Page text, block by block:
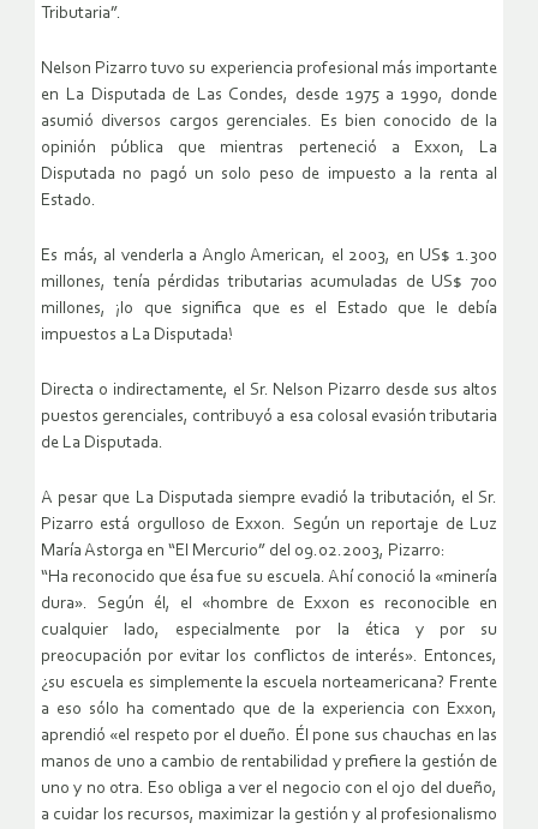
Tributaria”.
Nelson Pizarro tuvo su experiencia profesional más importante
en La Disputada de Las Condes, desde 1975 a 1990, donde
asumió diversos cargos gerenciales. Es bien conocido de la
opinión pública que mientras perteneció a Exxon, La
Disputada no pagó un solo peso de impuesto a la renta al
Estado.
Es más, al venderla a Anglo American, el 2003, en US$ 1.300
millones, tenía pérdidas tributarias acumuladas de US$ 700
millones, ¡lo que significa que es el Estado que le debía
impuestos a La Disputada!
Directa o indirectamente, el Sr. Nelson Pizarro desde sus altos
puestos gerenciales, contribuyó a esa colosal evasión tributaria
de La Disputada.
A pesar que La Disputada siempre evadió la tributación, el Sr.
Pizarro está orgulloso de Exxon. Según un reportaje de Luz
María Astorga en “El Mercurio” del 09.02.2003, Pizarro:
“Ha reconocido que ésa fue su escuela. Ahí conoció la «minería
dura». Según él, el «hombre de Exxon es reconocible en
cualquier lado, especialmente por la ética y por su
preocupación por evitar los conflictos de interés». Entonces,
¿su escuela es simplemente la escuela norteamericana? Frente
a eso sólo ha comentado que de la experiencia con Exxon,
aprendió «el respeto por el dueño. Él pone sus chauchas en las
manos de uno a cambio de rentabilidad y prefiere la gestión de
uno y no otra. Eso obliga a ver el negocio con el ojo del dueño,
a cuidar los recursos, maximizar la gestión y al profesionalismo